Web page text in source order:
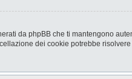
da phpBB che ti mantengono
dei cookie potrebbe